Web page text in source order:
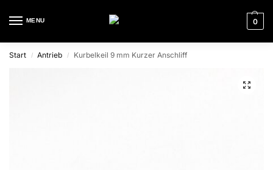
MENU 0
Start / Antrieb / Kurbelkeil 9 mm Kurzer Anschliff